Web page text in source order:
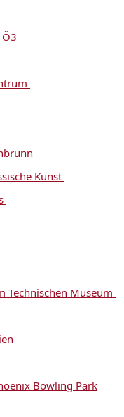
Kunst
Technischen Museum
Bowling Park